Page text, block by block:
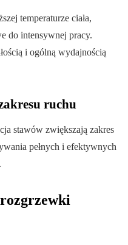
temperaturze ciała,
do intensywnej pracy.
i ogólną wydajnością
ruchu
stawów zwiększają zakres
pełnych i efektywnych
rozgrzewki